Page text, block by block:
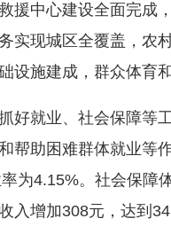
援中心建设全面完成
实现城区全覆盖，农
设施建成，群众体育
就业、社会保障等工
帮助困难群体就业等
为4.15%。社会保障
入增加308元，达到